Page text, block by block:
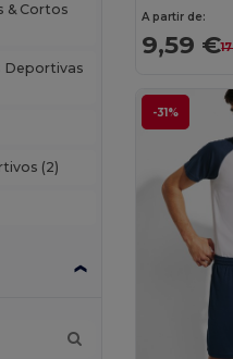
& Cortos
Deportivas
(2)
A partir de:
9,59 €
-31%